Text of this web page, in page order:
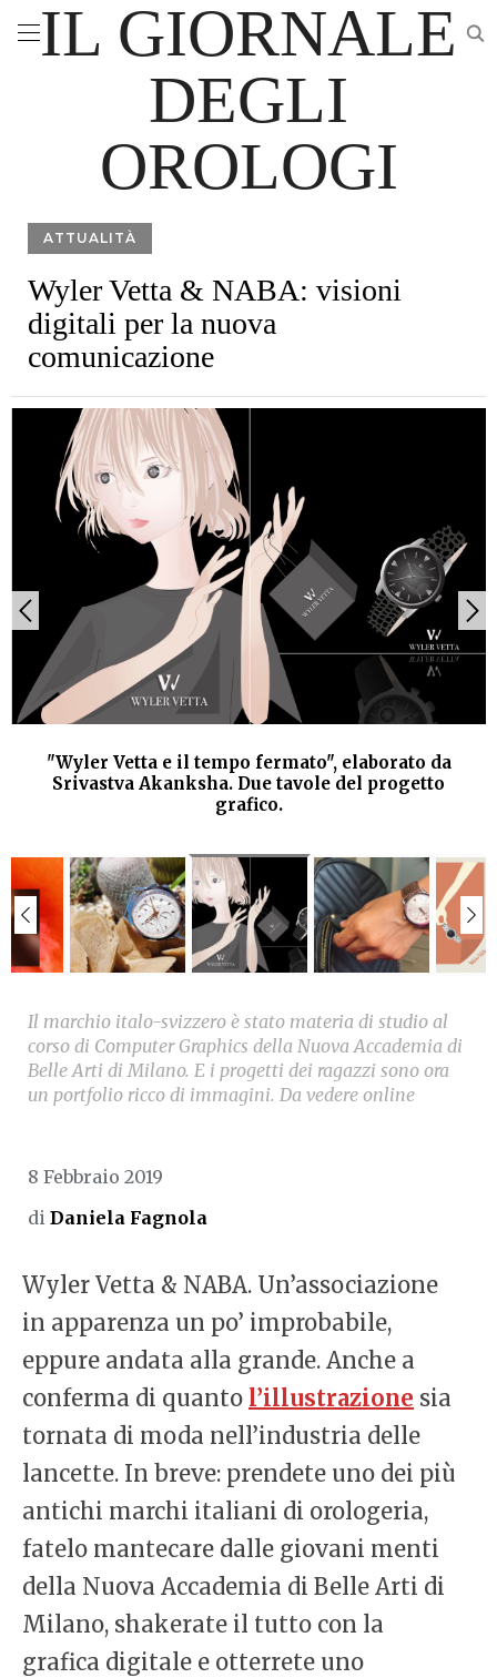
IL GIORNALE
DEGLI
OROLOGI
ATTUALITÀ
Wyler Vetta & NABA: visioni
digitali per la nuova
comunicazione
"Wyler Vetta e il tempo fermato", elaborato da
Srivastva Akanksha. Due tavole del progetto
grafico.
Il marchio italo-svizzero è stato materia di studio al
corso di Computer Graphics della Nuova Accademia di
Belle Arti di Milano. E i progetti dei ragazzi sono ora
un portfolio ricco di immagini. Da vedere online
8 Febbraio 2019
di Daniela Fagnola
Wyler Vetta & NABA. Un’associazione
in apparenza un po’ improbabile,
eppure andata alla grande. Anche a
conferma di quanto l’illustrazione sia
tornata di moda nell’industria delle
lancette. In breve: prendete uno dei più
antichi marchi italiani di orologeria,
fatelo mantecare dalle giovani menti
della Nuova Accademia di Belle Arti di
Milano, shakerate il tutto con la
grafica digitale e otterrete uno